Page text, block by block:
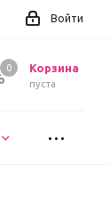
Войти
Корзина
пуста
0